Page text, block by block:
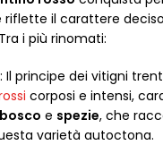
il carattere
i più rinomati:
: Il principe dei vitigni
corposi e intensi,
e spezie, che
varietà autoctona.